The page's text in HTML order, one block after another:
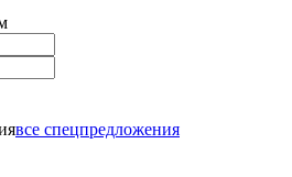
все спецпредложения